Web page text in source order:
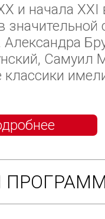
и начала XXI
значительной
Александра
Самуил
классики